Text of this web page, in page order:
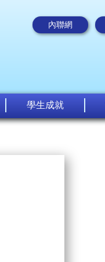
內聯網
學生成就